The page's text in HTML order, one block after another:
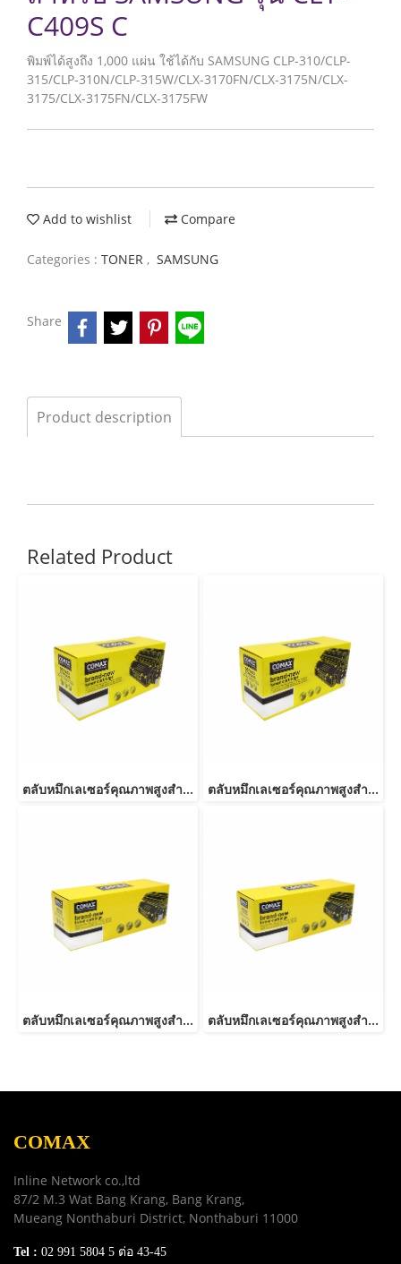
C409S C
พิมพ์ได้สูงถึง 1,000 แผ่น ใช้ได้กับ SAMSUNG CLP-310/CLP-
315/CLP-310N/CLP-315W/CLX-3170FN/CLX-3175N/CLX-
3175/CLX-3175FN/CLX-3175FW
Add to wishlist Compare
Categories : TONER , SAMSUNG
Share
Product description
Related Product
ตลับหมึกเลเซอร์คุณภาพสูงสำหรับ SAMSUNG รุ่น MLT-D116L NEW ตลับหมึกเลเซอร์คุณภาพสูงสำหรับ SAMSUNG รุ่น MLT-D103L
ตลับหมึกเลเซอร์คุณภาพสูงสำหรับ SAMSUNG รุ่น MLT-D101S ตลับหมึกเลเซอร์คุณภาพสูงสำหรับ SAMSUNG รุ่น MLT-D103S
COMAX
Inline Network co.,ltd
87/2 M.3 Wat Bang Krang, Bang Krang,
Mueang Nonthaburi District, Nonthaburi 11000
Tel : 02 991 5804 5 ต่อ 43-45